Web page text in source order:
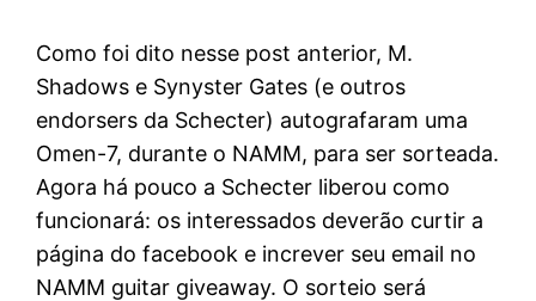
Como foi dito nesse post anterior, M.
Shadows e Synyster Gates (e outros
endorsers da Schecter) autografaram uma
Omen-7, durante o NAMM, para ser sorteada.
Agora há pouco a Schecter liberou como
funcionará: os interessados deverão curtir a
página do facebook e increver seu email no
NAMM guitar giveaway. O sorteio será